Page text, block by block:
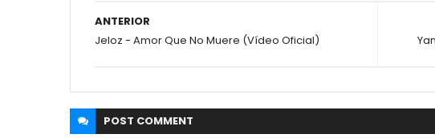
ANTERIOR
Jeloz - Amor Que No Muere (Vídeo Oficial)
POST COMMENT